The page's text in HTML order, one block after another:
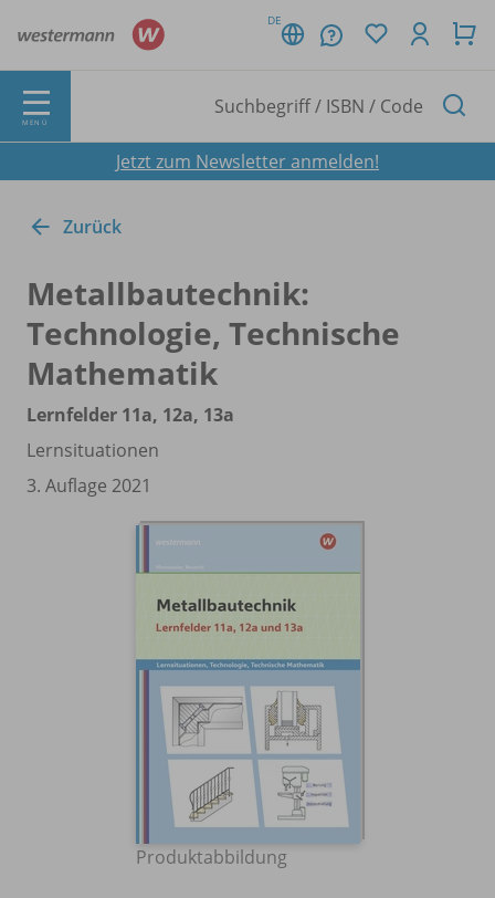
DE
MENÜ
Jetzt zum Newsletter anmelden!
Zurück
Metallbautechnik:
Technologie, Technische
Mathematik
Lernfelder 11a, 12a, 13a
Lernsituationen
3. Auflage 2021
Produktabbildung